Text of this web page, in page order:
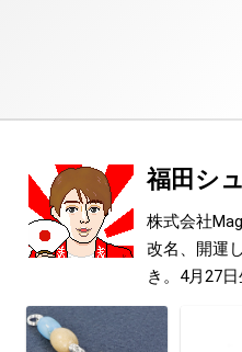
福田シ
株式会社
改名、開運
き。4月27日